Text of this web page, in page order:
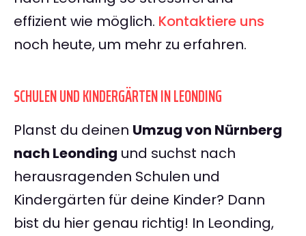
effizient wie möglich. Kontaktiere uns
noch heute, um mehr zu erfahren.
SCHULEN UND KINDERGÄRTEN IN LEONDING
Planst du deinen Umzug von Nürnberg
nach Leonding und suchst nach
herausragenden Schulen und
Kindergärten für deine Kinder? Dann
bist du hier genau richtig! In Leonding,